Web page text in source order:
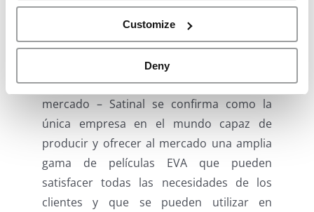
Customize
Deny
Con el lanzamiento de STRATO
junto al resto de la gama colores STRATO ®
y STRATO FRESCO ® – la primera y única
película EVA de control solaren el
mercado – Satinal se confirma como la
única empresa en el mundo capaz de
producir y ofrecer al mercado una amplia
gama de películas EVA que pueden
satisfacer todas las necesidades de los
clientes y que se pueden utilizar en